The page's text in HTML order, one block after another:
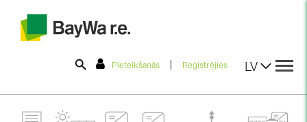
Pieteikšanās Reģistrējies LV
SOLAR-PLANIT